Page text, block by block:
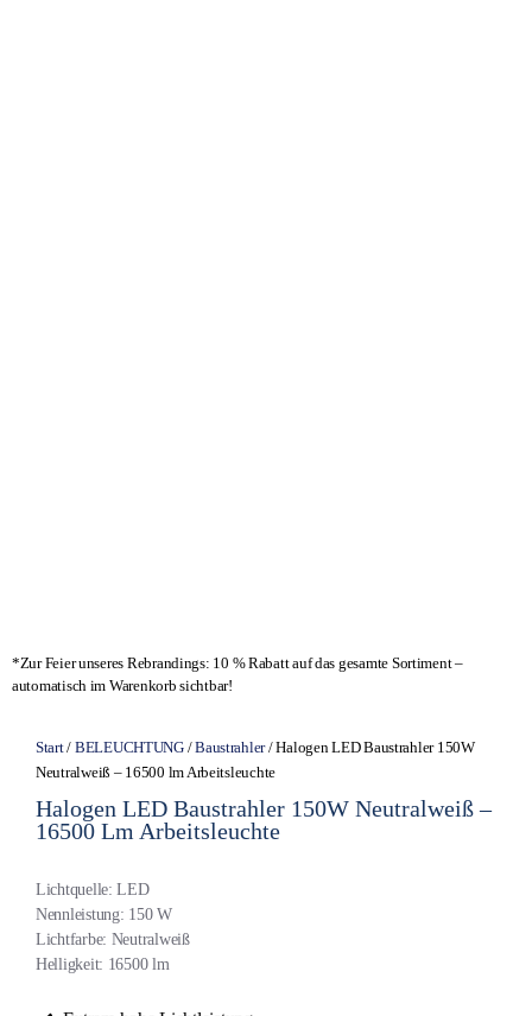
*Zur Feier unseres Rebrandings: 10 % Rabatt auf das gesamte Sortiment –
automatisch im Warenkorb sichtbar!
Start/ BELEUCHTUNG/Baustrahler/ Halogen LED Baustrahler 150W
Neutralweiß – 16500 lm Arbeitsleuchte
Halogen LED Baustrahler 150W Neutralweiß –
16500 Lm Arbeitsleuchte
Lichtquelle: LED
Nennleistung: 150 W
Lichtfarbe: Neutralweiß
Helligkeit: 16500 lm